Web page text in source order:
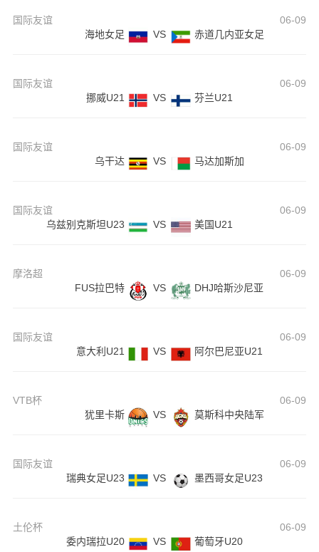
国际友谊
06-09
海地女足
VS 赤道几内亚女足
国际友谊
06-09
挪威U21
VS 芬兰U21
国际友谊
06-09
乌干达
VS 马达加斯加
国际友谊
06-09
乌兹别克斯坦U23
VS 美国U21
摩洛超
06-09
FUS拉巴特
VS DHJ哈斯沙尼亚
国际友谊
06-09
意大利U21
VS 阿尔巴尼亚U21
VTB杯
06-09
犹里卡斯
VS 莫斯科中央陆军
国际友谊
06-09
瑞典女足U23
VS 墨西哥女足U23
土伦杯
06-09
委内瑞拉U20
VS 葡萄牙U20